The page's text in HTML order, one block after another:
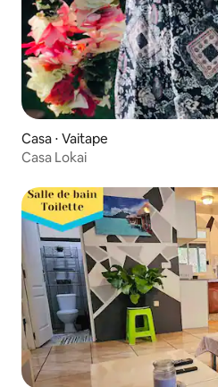
Casa ⋅ Vaitape
Casa Lokai